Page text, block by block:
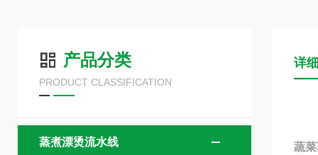
产品分类
PRODUCT CLASSIFICATION
蒸煮漂烫流水线
详
蔬